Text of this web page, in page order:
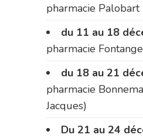
pharmacie Palobart
du 11 au 18
pharmacie
du 18 au 21
pharmacie
Jacques)
Du 21 au 24